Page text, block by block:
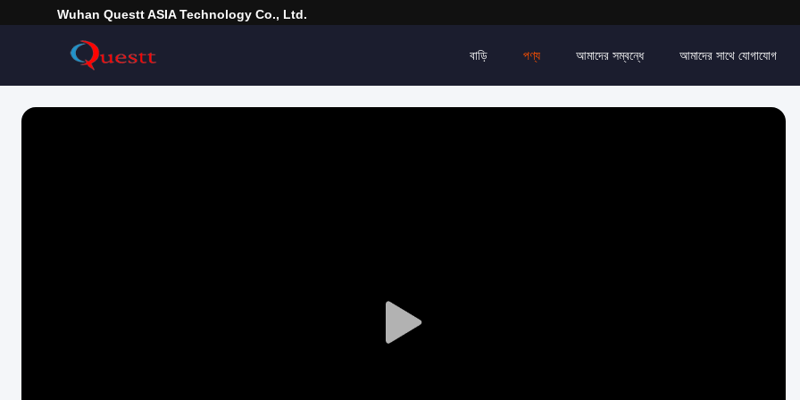
Wuhan Questt ASIA Technology Co., Ltd.
বাড়ি পণ্য আমাদের সম্বন্ধে আমাদের সাথে যোগাযোগ
Play